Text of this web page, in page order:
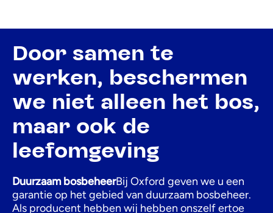
Door samen te
werken, beschermen
we niet alleen het bos,
maar ook de
leefomgeving
Duurzaam bosbeheerBij Oxford geven we u een
garantie op het gebied van duurzaam bosbeheer.
Als producent hebben wij hebben onszelf ertoe